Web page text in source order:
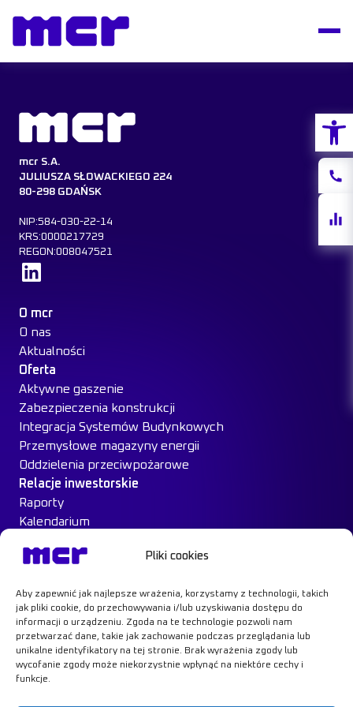
Pliki cookies
Aby zapewnić jak najlepsze wrażenia, korzystamy z technologii, takich
jak pliki cookie, do przechowywania i/lub uzyskiwania dostępu do
informacji o urządzeniu. Zgoda na te technologie pozwoli nam
przetwarzać dane, takie jak zachowanie podczas przeglądania lub
unikalne identyfikatory na tej stronie. Brak wyrażenia zgody lub
wycofanie zgody może niekorzystnie wpłynąć na niektóre cechy i
funkcje.
akcji
mcr S.A.
JULIUSZA SŁOWACKIEGO 224
80-298 GDAŃSK
NIP:584-030-22-14
KRS:0000217729
REGON:008047521
O mcr
O nas
Aktualności
Oferta
Aktywne gaszenie
Zabezpieczenia konstrukcji
Integracja Systemów Budynkowych
Przemysłowe magazyny energii
Oddzielenia przeciwpożarowe
Relacje inwestorskie
Raporty
Kalendarium
Materiały inwestorskie
Case Study
Kontakt